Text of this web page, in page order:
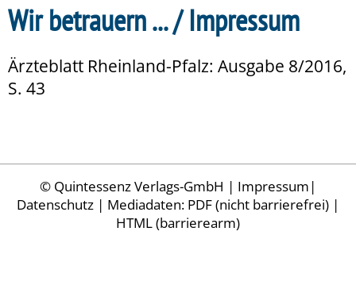
Wir betrauern ... / Impressum
Ärzteblatt Rheinland-Pfalz: Ausgabe 8/2016,
S. 43
© Quintessenz Verlags-GmbH | Impressum |
Datenschutz | Mediadaten: PDF (nicht barrierefrei) |
HTML (barrierearm)